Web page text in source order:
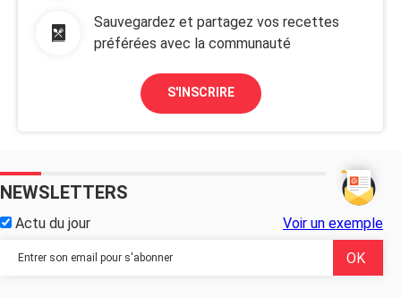
Sauvegardez et partagez vos recettes
préférées avec la communauté
S'INSCRIRE
NEWSLETTERS
Actu du jour Voir un exemple